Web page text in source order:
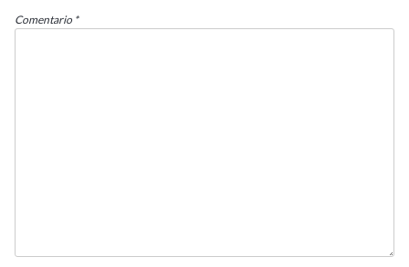
Comentario *